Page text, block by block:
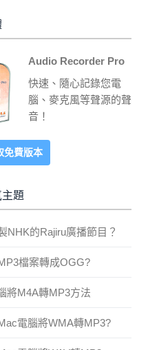
Audio Recorder Pro
快速、隨心記錄您電
腦、麥克風等聲源的聲
音！
免費版本
題
NHK的Rajiru廣播節目？
檔案轉成OGG?
將M4A轉MP3方法
電腦將WMA轉MP3?